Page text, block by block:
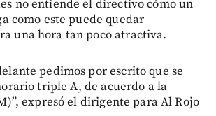
no entiende el directivo cómo un
como este puede quedar
una hora tan poco atractiva.
pedimos por escrito que se
triple A, de acuerdo a la
expresó el dirigente para Al Rojo